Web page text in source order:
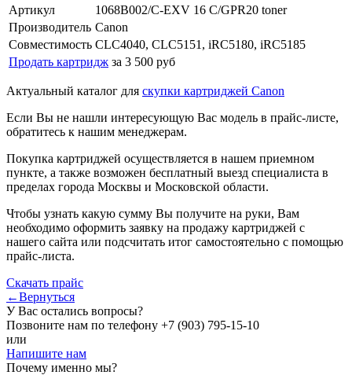
Артикул
1068B002/C-EXV 16 C/GPR20 toner
Производитель Canon
Совместимость CLC4040, CLC5151, iRC5180, iRC5185
Продать картридж за 3 500 руб
Актуальный каталог для скупки картриджей Canon
Если Вы не нашли интересующую Вас модель в прайс-листе,
обратитесь к нашим менеджерам.
Покупка картриджей осуществляется в нашем приемном
пункте, а также возможен бесплатный выезд специалиста в
пределах города Москвы и Московской области.
Чтобы узнать какую сумму Вы получите на руки, Вам
необходимо оформить заявку на продажу картриджей с
нашего сайта или подсчитать итог самостоятельно с помощью
прайс-листа.
Скачать прайс
←Вернуться
У Вас остались вопросы?
Позвоните нам по телефону +7 (903) 795-15-10
или
Напишите нам
Почему именно мы?